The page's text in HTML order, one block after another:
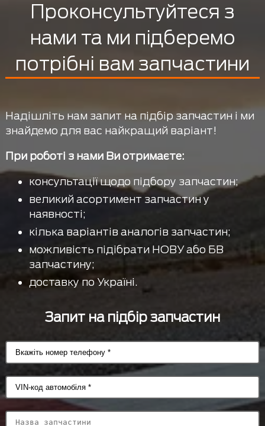
Проконсультуйтеся з
нами та ми підберемо
потрібні вам запчастини
Надішліть нам запит на підбір запчастин і ми
знайдемо для вас найкращий варіант!
При роботі з нами Ви отримаєте:
консультації щодо підбору запчастин;
великий асортимент запчастин у
наявності;
кілька варіантів аналогів запчастин;
можливість підібрати НОВУ або БВ
запчастину;
доставку по Україні.
Запит на підбір запчастин